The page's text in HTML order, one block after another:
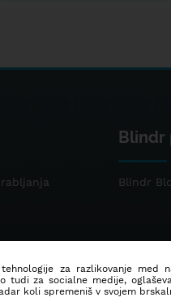
Blindr
Blindr
za razlikovanje med
tudi za socialne medije,
koli spremeniš v svojem